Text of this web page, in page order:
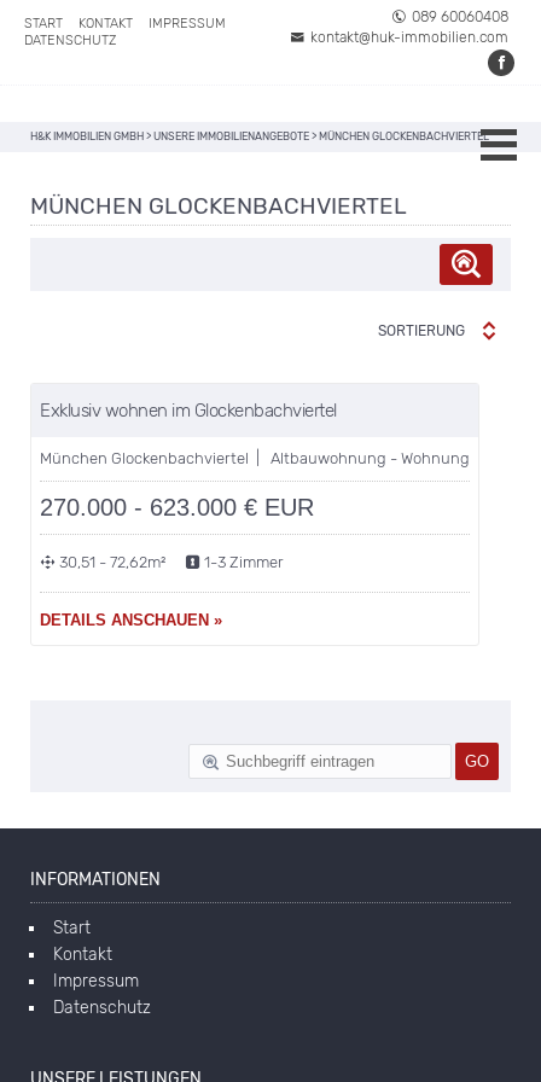
START KONTAKT
IMPRESSUM
DATENSCHUTZ
089 60060408
kontakt@huk-immobilien.com
H&K IMMOBILIEN GMBH > UNSERE IMMOBILIENANGEBOTE > MÜNCHEN GLOCKENBACHVIERTEL
MÜNCHEN GLOCKENBACHVIERTEL
SORTIERUNG
VERKAUFT!
Exklusiv wohnen im Glockenbachviertel
München Glockenbachviertel | Altbauwohnung - Wohnung
270.000 - 623.000 € EUR
30,51 - 72,62m² 1-3 Zimmer
DETAILS ANSCHAUEN »
INFORMATIONEN
Start
Kontakt
Impressum
Datenschutz